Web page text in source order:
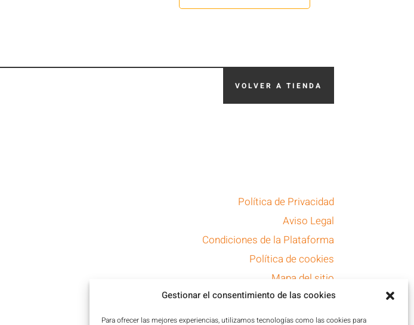
Gestionar el consentimiento de las cookies
Para ofrecer las mejores experiencias, utilizamos tecnologías como las cookies para
VOLVER A TIENDA
Política de Privacidad
Aviso Legal
Condiciones de la Plataforma
Política de cookies
Mapa del sitio
Accesibilidad